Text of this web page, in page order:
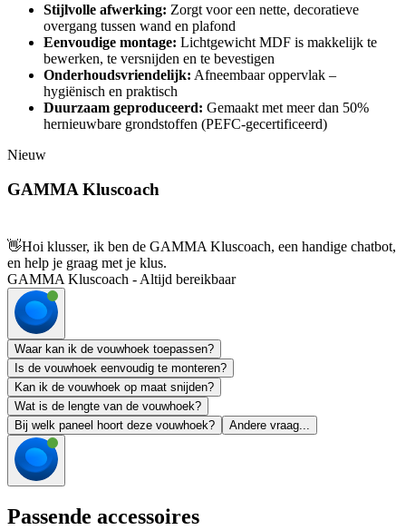
Stijlvolle afwerking: Zorgt voor een nette, decoratieve
overgang tussen wand en plafond
Eenvoudige montage: Lichtgewicht MDF is makkelijk te
bewerken, te versnijden en te bevestigen
Onderhoudsvriendelijk: Afneembaar oppervlak –
hygiënisch en praktisch
Duurzaam geproduceerd: Gemaakt met meer dan 50%
hernieuwbare grondstoffen (PEFC-gecertificeerd)
Nieuw
GAMMA Kluscoach
👋Hoi klusser, ik ben de GAMMA Kluscoach, een handige chatbot,
en help je graag met je klus.
GAMMA Kluscoach - Altijd bereikbaar
Waar kan ik de vouwhoek toepassen?
Is de vouwhoek eenvoudig te monteren?
Kan ik de vouwhoek op maat snijden?
Wat is de lengte van de vouwhoek?
Bij welk paneel hoort deze vouwhoek?
Andere vraag...
Passende accessoires